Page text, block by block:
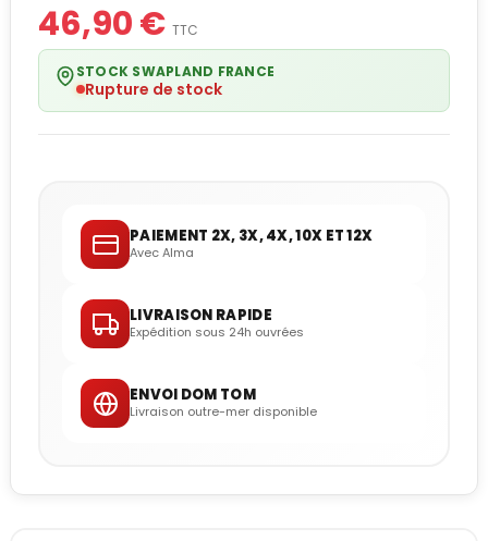
46,90 € TTC
STOCK SWAPLAND FRANCE
Rupture de stock
PAIEMENT 2X, 3X, 4X, 10X ET 12X
Avec Alma
LIVRAISON RAPIDE
Expédition sous 24h ouvrées
ENVOI DOM TOM
Livraison outre-mer disponible